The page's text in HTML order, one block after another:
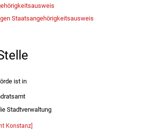
Staatsangehörigkeitsausweis
ist in
Stadtverwaltung
Konstanz]